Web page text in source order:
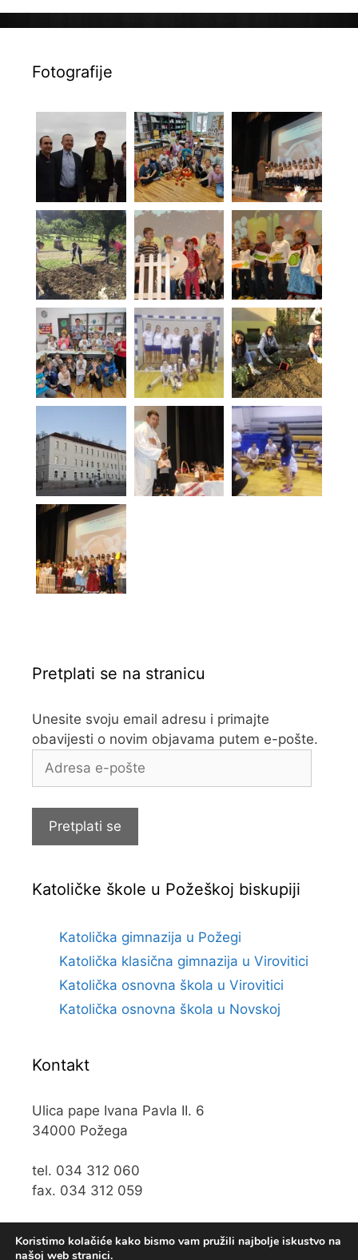
Fotografije
Pretplati se na stranicu
Unesite svoju email adresu i primajte
obavijesti o novim objavama putem e-pošte.
Adresa
Pretplati se
Katoličke škole u Požeškoj biskupiji
Katolička gimnazija u Požegi
Katolička klasična gimnazija u Virovitici
Katolička osnovna škola u Virovitici
Katolička osnovna škola u Novskoj
Kontakt
Ulica pape Ivana Pavla II. 6
34000 Požega
tel. 034 312 060
fax. 034 312 059
Koristimo kolačiće kako bismo vam pružili najbolje iskustvo na
našoj web stranici.